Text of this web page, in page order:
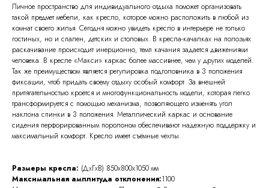
Личное пространство для индивидуального отдыха поможет организовать
такой предмет мебели, как кресло, которое можно расположить в любой из
комнат своего жилья. Сегодня можно увидеть кресло в интерьере не только
гостиных, но и спален, детских и столовых. В кресла-качалках на полозьях
раскачивание происходит инерционно, темп качания задается движениями
человека. В кресле «Макси» каркас более массивнее, чем у других моделей.
Так же преимуществом является регулировка подголовника в 3 положения
фиксации, чтоб придать своему отдыху особый комфорт. За внешней
притягательностью кроется и многофункциональность модели, которая легко
трансформируется с помощью механизма, позволяющего изменять угол
наклона спинки в 3 положения. Металлический каркас и основание
сидения перфорированным поролоном обеспечивают надежную поддержку и
максимальный комфорт. Кресло имеет съёмные чехлы.
Размеры кресла: (ДхГхВ) 850x800x1050 мм
Максимальная амплитуда отклонения:1100